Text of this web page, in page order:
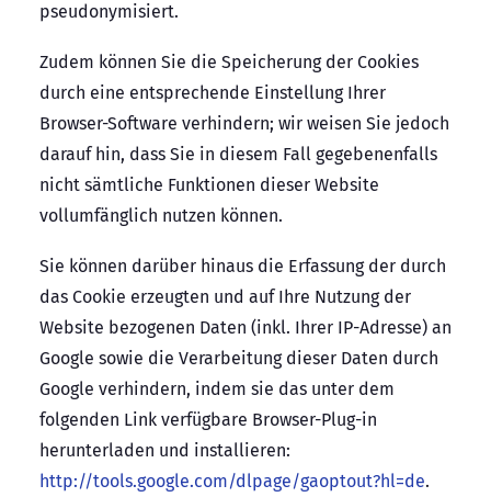
pseudonymisiert.
Zudem können Sie die Speicherung der Cookies
durch eine entsprechende Einstellung Ihrer
Browser-Software verhindern; wir weisen Sie jedoch
darauf hin, dass Sie in diesem Fall gegebenenfalls
nicht sämtliche Funktionen dieser Website
vollumfänglich nutzen können.
Sie können darüber hinaus die Erfassung der durch
das Cookie erzeugten und auf Ihre Nutzung der
Website bezogenen Daten (inkl. Ihrer IP-Adresse) an
Google sowie die Verarbeitung dieser Daten durch
Google verhindern, indem sie das unter dem
folgenden Link verfügbare Browser-Plug-in
herunterladen und installieren:
http://tools.google.com/dlpage/gaoptout?hl=de.